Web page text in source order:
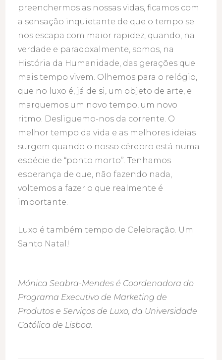
preenchermos as nossas vidas, ficamos com
a sensação inquietante de que o tempo se
nos escapa com maior rapidez, quando, na
verdade e paradoxalmente, somos, na
História da Humanidade, das gerações que
mais tempo vivem. Olhemos para o relógio,
que no luxo é, já de si, um objeto de arte, e
marquemos um novo tempo, um novo
ritmo. Desliguemo-nos da corrente. O
melhor tempo da vida e as melhores ideias
surgem quando o nosso cérebro está numa
espécie de “ponto morto”. Tenhamos
esperança de que, não fazendo nada,
voltemos a fazer o que realmente é
importante.
Luxo é também tempo de Celebração. Um
Santo Natal!
Mónica Seabra-Mendes é Coordenadora do
Programa Executivo de Marketing de
Produtos e Serviços de Luxo, da Universidade
Católica de Lisboa.